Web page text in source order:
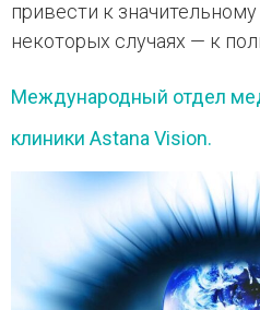
привести к
некоторых случаях — к
Международный отдел
клиники Astana Vision.